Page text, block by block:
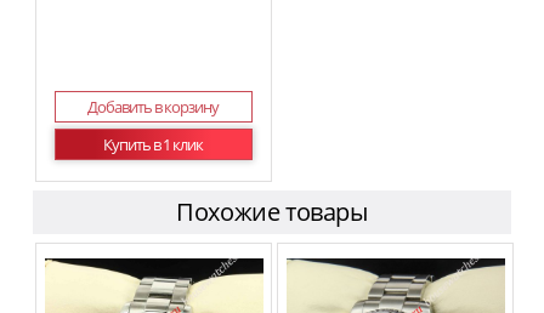
Добавить в корзину
Купить в 1 клик
Похожие товары